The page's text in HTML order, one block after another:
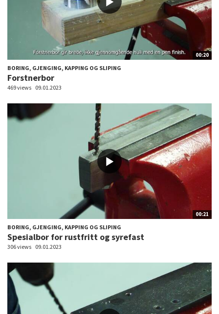
00:20
BORING, GJENGING, KAPPING OG SLIPING
Forstnerbor
469 views 09.01.2023
00:21
BORING, GJENGING, KAPPING OG SLIPING
Spesialbor for rustfritt og syrefast
306 views 09.01.2023